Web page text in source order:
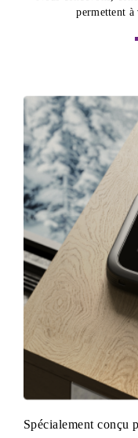
permettent à
Spécialement conçu